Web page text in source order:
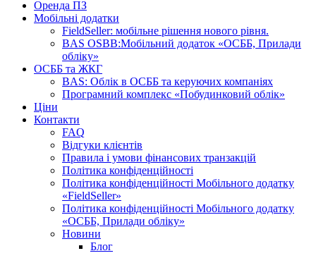
Оренда ПЗ
Мобільні додатки
FieldSeller: мобільне рішення нового рівня.
BAS OSBB:Мобільний додаток «ОСББ, Прилади
обліку»
ОСББ та ЖКГ
BAS: Облік в ОСББ та керуючих компаніях
Програмний комплекс «Побудинковий облік»
Ціни
Контакти
FAQ
Відгуки клієнтів
Правила і умови фінансових транзакцій
Політика конфіденційності
Політика конфіденційності Мобільного додатку
«FieldSeller»
Політика конфіденційності Мобільного додатку
«ОСББ, Прилади обліку»
Новини
Блог